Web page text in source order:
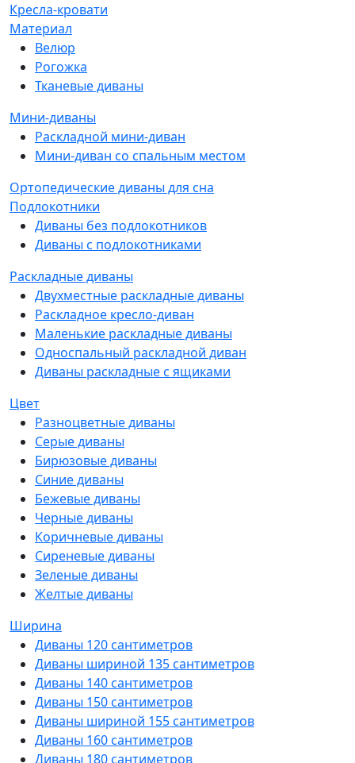
Кресла-кровати
Материал
Велюр
Рогожка
Тканевые диваны
Мини-диваны
Раскладной мини-диван
Мини-диван со спальным местом
Ортопедические диваны для сна
Подлокотники
Диваны без подлокотников
Диваны с подлокотниками
Раскладные диваны
Двухместные раскладные диваны
Раскладное кресло-диван
Маленькие раскладные диваны
Односпальный раскладной диван
Диваны раскладные с ящиками
Цвет
Разноцветные диваны
Серые диваны
Бирюзовые диваны
Синие диваны
Бежевые диваны
Черные диваны
Коричневые диваны
Сиреневые диваны
Зеленые диваны
Желтые диваны
Ширина
Диваны 120 сантиметров
Диваны шириной 135 сантиметров
Диваны 140 сантиметров
Диваны 150 сантиметров
Диваны шириной 155 сантиметров
Диваны 160 сантиметров
Диваны 180 сантиметров